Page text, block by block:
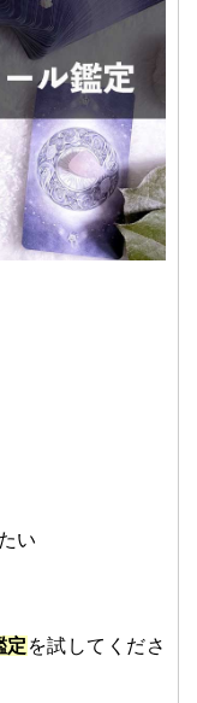
い
定 を試してくださ